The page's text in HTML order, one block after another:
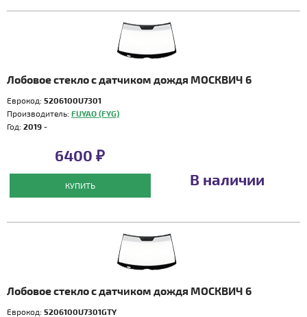
Лобовое стекло с датчиком дождя МОСКВИЧ 6
Еврокод: 5206100U7301
Производитель: FUYAO (FYG)
Год: 2019 -
6400 ₽
КУПИТЬ В наличии
Лобовое стекло с датчиком дождя МОСКВИЧ 6
Еврокод: 5206100U7301GTY